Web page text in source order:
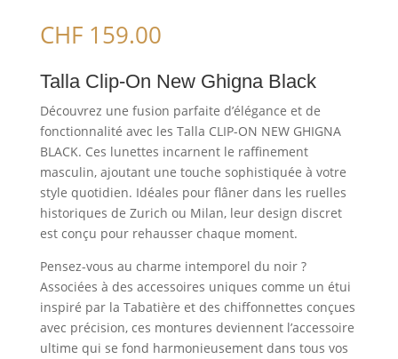
CHF159.00
Talla Clip-On New Ghigna Black
Découvrez une fusion parfaite d’élégance et de
fonctionnalité avec les Talla CLIP-ON NEW GHIGNA
BLACK. Ces lunettes incarnent le raffinement
masculin, ajoutant une touche sophistiquée à votre
style quotidien. Idéales pour flâner dans les ruelles
historiques de Zurich ou Milan, leur design discret
est conçu pour rehausser chaque moment.
Pensez-vous au charme intemporel du noir ?
Associées à des accessoires uniques comme un étui
inspiré par la Tabatière et des chiffonnettes conçues
avec précision, ces montures deviennent l’accessoire
ultime qui se fond harmonieusement dans tous vos